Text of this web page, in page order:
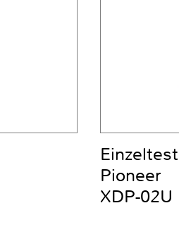
Einzeltest
Pioneer
XDP-02U